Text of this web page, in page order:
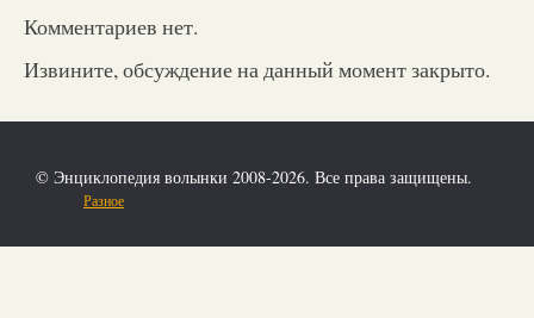
Комментариев нет.
Извините, обсуждение на данный момент закрыто.
© Энциклопедия волынки 2008-2026. Все права защищены.
Разное